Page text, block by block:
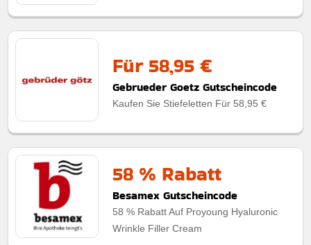
Für 58,95 €
Gebrueder Goetz Gutscheincode
Kaufen Sie Stiefeletten Für 58,95 €
58 % Rabatt
Besamex Gutscheincode
58 % Rabatt Auf Proyoung Hyaluronic
Wrinkle Filler Cream